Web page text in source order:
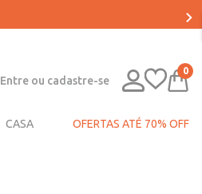
Entre ou cadastre-se
0
CASA OFERTAS ATÉ 70% OFF